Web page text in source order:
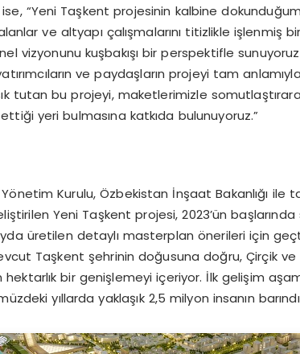
ise, “Yeni Taşkent projesinin kalbine
ve altyapı çalışmalarını titizlikle işlenmiş
vizyonunu kuşbakışı bir perspektifle
ve paydaşların projeyi tam
tutan bu projeyi, maketlerimizle
yeri bulmasına katkıda bulunuyoruz.”
Kurulu, Özbekistan İnşaat Bakanlığı ile
Yeni Taşkent projesi, 2023’ün başlarında
üretilen detaylı masterplan önerileri için
Taşkent şehrinin doğusuna doğru, Çirçik
bir genişlemeyi içeriyor. İlk gelişim
yıllarda yaklaşık 2,5 milyon insanın